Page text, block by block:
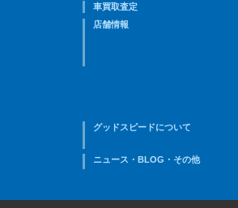
車買取査定
店舗情報
グッドスピードについて
ニュース・BLOG・その他